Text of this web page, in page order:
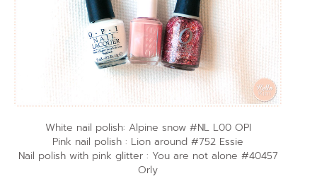
White nail polish: Alpine snow #NL L00 OPI
Pink nail polish : Lion around #752 Essie
Nail polish with pink glitter : You are not alone #40457
Orly